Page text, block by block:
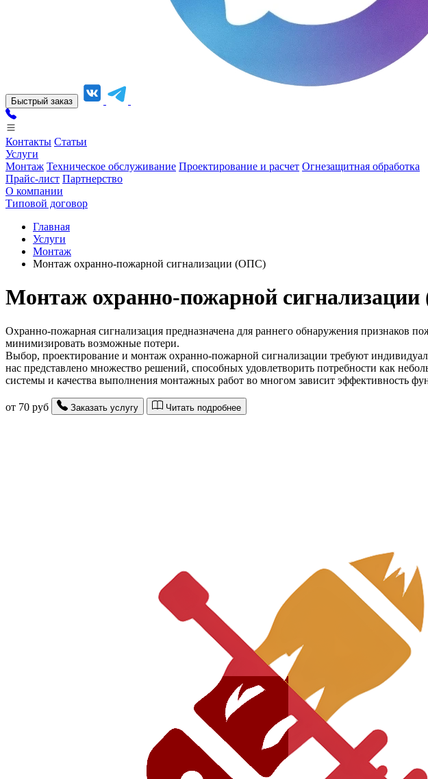
Быстрый заказ
Контакты Статьи
Услуги
Монтаж Техническое обслуживание Проектирование и расчет Огнезащитная обработка
Прайс-лист Партнерство
О компании
Типовой договор
Главная
Услуги
Монтаж
Монтаж охранно-пожарной сигнализации (ОПС)
Монтаж охранно-пожарной
Охранно-пожарная сигнализация предназначена для раннего обнаружения признаков
минимизировать возможные потери.
Выбор, проектирование и монтаж охранно-пожарной сигнализации требуют
нас представлено множество решений, способных удовлетворить потребности как
системы и качества выполнения монтажных работ во многом зависит эффективность
от 70 руб Заказать услугу Читать подробнее